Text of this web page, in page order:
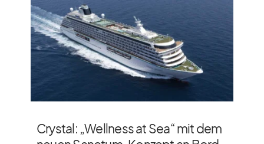
Crystal: „Wellness at Sea“ mit dem